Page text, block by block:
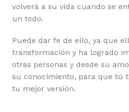
volverá a su vida cuando se
un todo.
Puede dar fe de ello, ya que
transformación y ha logrado
otras personas y desde su
su conocimiento, para que tú
tu mejor versión.